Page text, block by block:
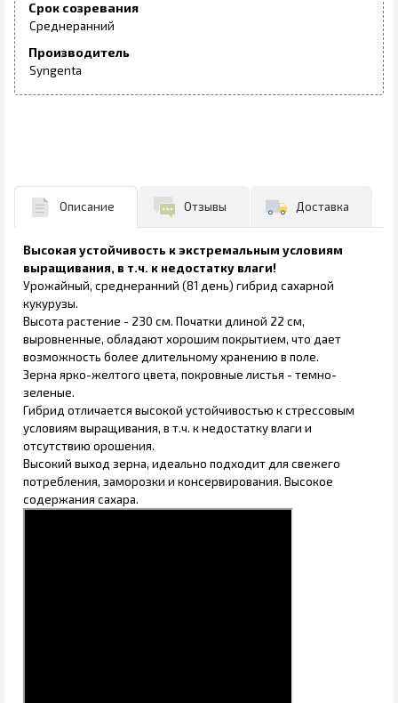
Срок созревания
Среднеранний
Производитель
Syngenta
Описание Отзывы Доставка
Высокая устойчивость к экстремальным условиям
выращивания, в т.ч. к недостатку влаги!
Урожайный, среднеранний (81 день) гибрид сахарной
кукурузы.
Высота растение - 230 см. Початки длиной 22 см,
выровненные, обладают хорошим покрытием, что дает
возможность более длительному хранению в поле.
Зерна ярко-желтого цвета, покровные листья - темно-
зеленые.
Гибрид отличается высокой устойчивостью к стрессовым
условиям выращивания, в т.ч. к недостатку влаги и
отсутствию орошения.
Высокий выход зерна, идеально подходит для свежего
потребления, заморозки и консервирования. Высокое
содержания сахара.